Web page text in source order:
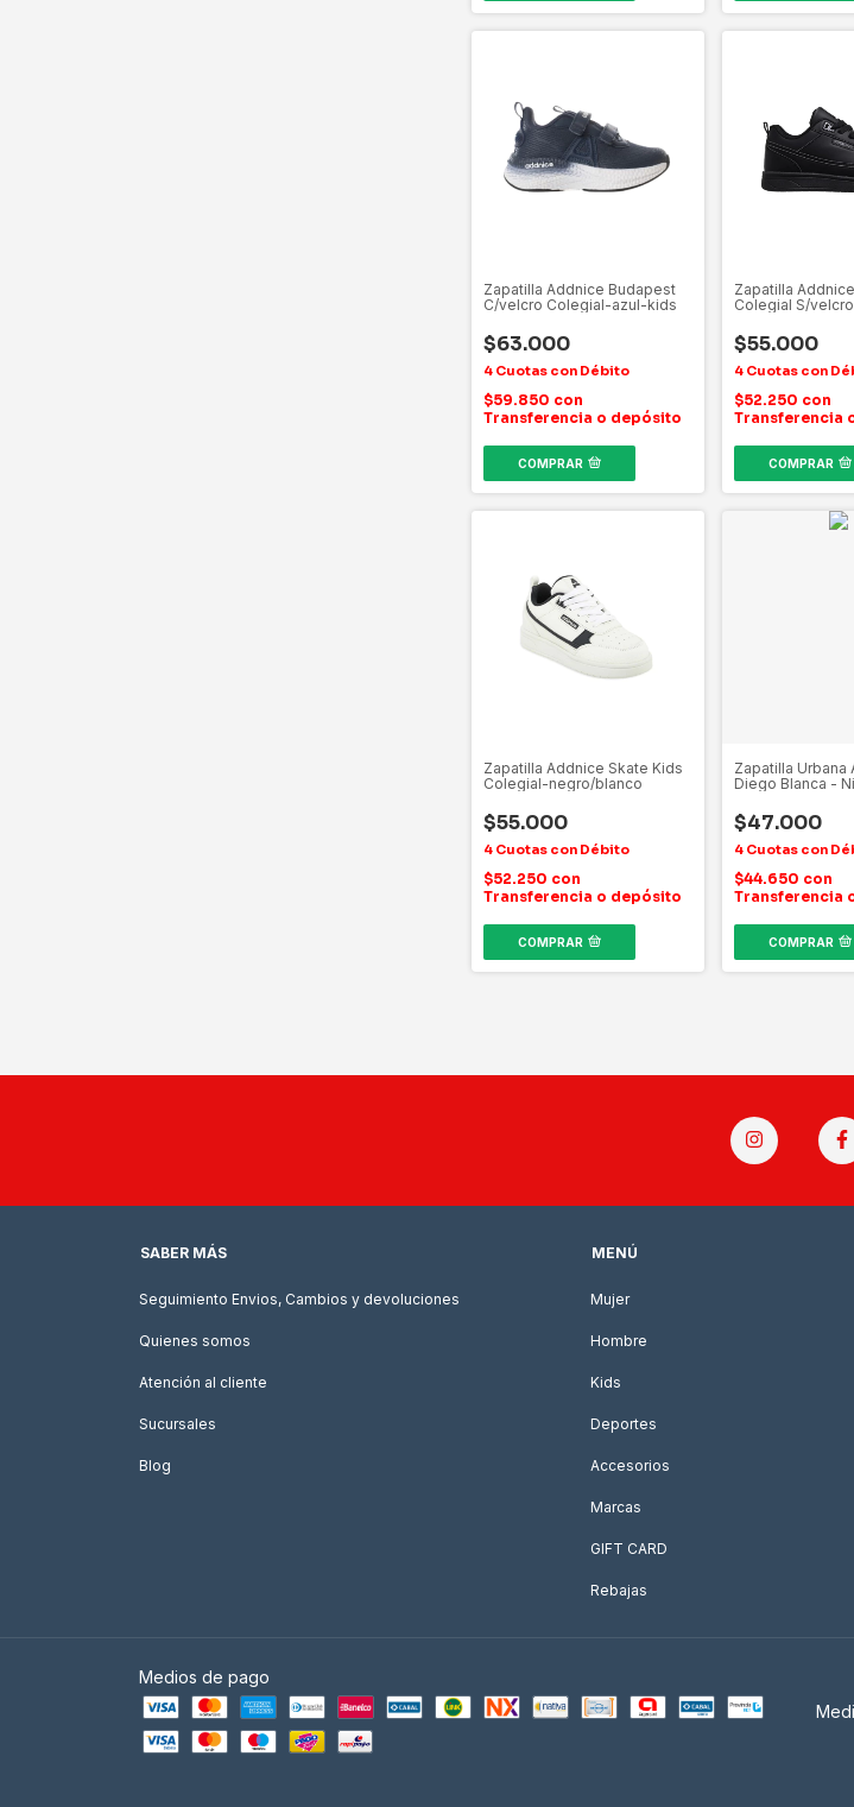
Zapatilla Addnice Budapest
C/velcro Colegial-azul-kids
$63.000
$59.850 con
Transferencia o depósito
COMPRAR
Zapatilla
Colegial S/
$55.000
$52.250 con
Transferencia
COMPRAR
Zapatilla Addnice Skate Kids
Colegial-negro/blanco
$55.000
$52.250 con
Transferencia o depósito
COMPRAR
Zapatilla Urbana
Diego Blanca -
$47.000
$44.650 con
Transferencia
COMPRAR
SABER MÁS
Seguimiento Envios, Cambios y devoluciones
Quienes somos
Atención al cliente
Sucursales
Blog
MENÚ
Mujer
Hombre
Kids
Deportes
Accesorios
Marcas
GIFT CARD
Rebajas
Medios de pago